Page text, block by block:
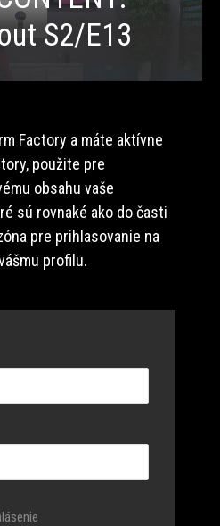
S2/E13
Factory a máte aktívne
použite pre
obsahu vaše
sú rovnaké ako do časti
pre prihlasovanie na
profilu.